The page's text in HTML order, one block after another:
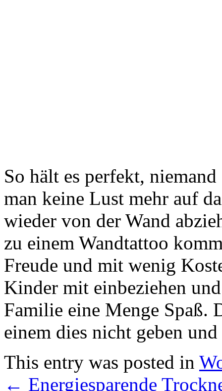
So hält es perfekt,
man keine Lust mehr auf
wieder von der Wand
zu einem Wandtattoo
Freude und mit wenig
Kinder mit einbeziehen
Familie eine Menge Spaß.
einem dies nicht geben
This entry was posted in
← Energiesparende